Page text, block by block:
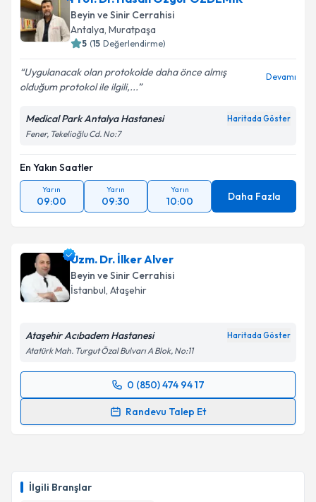
İlgili Branşlar
Beyin ve Sinir Cerrahisi
Antalya, Muratpaşa
5 (15 Değerlendirme)
Uygulanacak olan protokolde daha önce almış
olduğum protokol ile ilgili,...
Devamı
Medical Park Antalya Hastanesi Haritada Göster
Fener, Tekelioğlu Cd. No:7
En Yakın Saatler
Yarın
09:00
Yarın
09:30
Yarın
10:00 Daha Fazla
Uzm. Dr. İlker Alver
Beyin ve Sinir Cerrahisi
İstanbul, Ataşehir
Ataşehir Acıbadem Hastanesi Haritada Göster
Atatürk Mah. Turgut Özal Bulvarı A Blok, No:11
0 (850) 474 94 17
Randevu Talep Et
Randevu Takvimi Talebi
E-posta Adresiniz